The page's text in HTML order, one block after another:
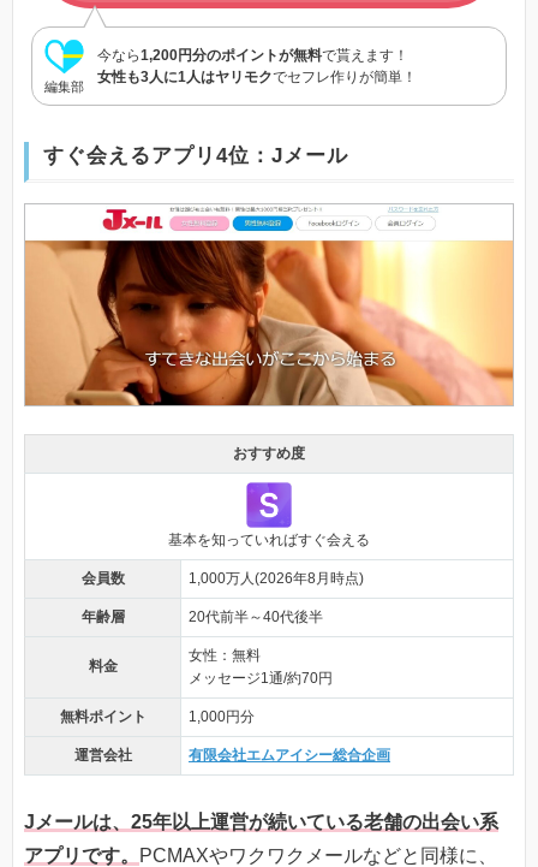
編集部
今なら1,200円分のポイントが無料で貰えます！
女性も3人に1人はヤリモクでセフレ作りが簡単！
すぐ会えるアプリ4位：Jメール
おすすめ度
基本を知っていればすぐ会える
会員数 1,000万人(2026年8月時点)
年齢層 20代前半～40代後半
料金
女性：無料
メッセージ1通/約70円
無料ポイント 1,000円分
運営会社 有限会社エムアイシー総合企画
Jメールは、25年以上運営が続いている老舗の出会い系
アプリです。
PCMAXやワクワクメールなどと同様に、